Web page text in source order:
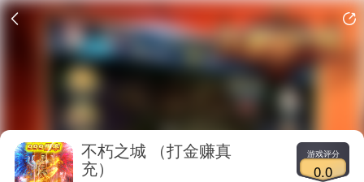
不朽之城 （打金赚真
充）
游戏评分
0.0